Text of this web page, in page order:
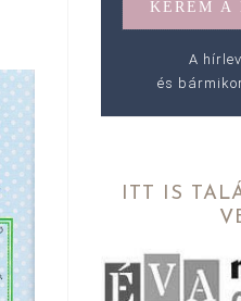
A
és
ITT IS